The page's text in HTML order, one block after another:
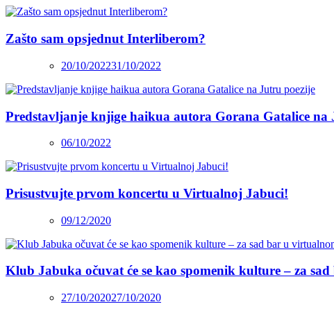
Zašto sam opsjednut Interliberom?
20/10/202231/10/2022
Predstavljanje knjige haikua autora Gorana Gatalice na
06/10/2022
Prisustvujte prvom koncertu u Virtualnoj Jabuci!
09/12/2020
Klub Jabuka očuvat će se kao spomenik kulture – za
27/10/202027/10/2020